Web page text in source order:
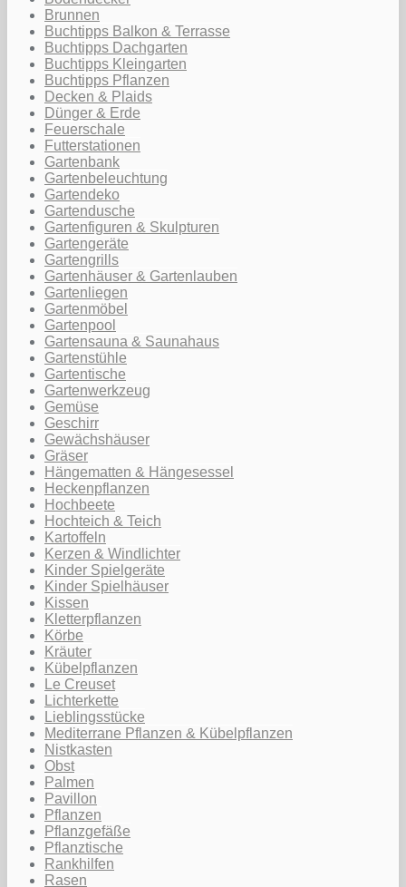
Brunnen
Buchtipps Balkon & Terrasse
Buchtipps Dachgarten
Buchtipps Kleingarten
Buchtipps Pflanzen
Decken & Plaids
Dünger & Erde
Feuerschale
Futterstationen
Gartenbank
Gartenbeleuchtung
Gartendeko
Gartendusche
Gartenfiguren & Skulpturen
Gartengeräte
Gartengrills
Gartenhäuser & Gartenlauben
Gartenliegen
Gartenmöbel
Gartenpool
Gartensauna & Saunahaus
Gartenstühle
Gartentische
Gartenwerkzeug
Gemüse
Geschirr
Gewächshäuser
Gräser
Hängematten & Hängesessel
Heckenpflanzen
Hochbeete
Hochteich & Teich
Kartoffeln
Kerzen & Windlichter
Kinder Spielgeräte
Kinder Spielhäuser
Kissen
Kletterpflanzen
Körbe
Kräuter
Kübelpflanzen
Le Creuset
Lichterkette
Lieblingsstücke
Mediterrane Pflanzen & Kübelpflanzen
Nistkasten
Obst
Palmen
Pavillon
Pflanzen
Pflanzgefäße
Pflanztische
Rankhilfen
Rasen